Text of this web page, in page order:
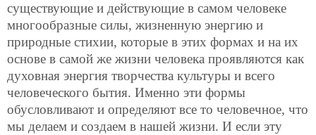
существующие и действующие в самом человеке
многообразные силы, жизненную энергию и
природные стихии, которые в этих формах и на их
основе в самой же жизни человека проявляются как
духовная энергия творчества культуры и всего
человеческого бытия. Именно эти формы
обусловливают и определяют все то человечное, что
мы делаем и создаем в нашей жизни. И если эту